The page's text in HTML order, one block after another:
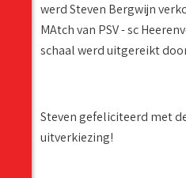
werd Steven Bergwijn
MAtch van PSV - sc
schaal werd uitgereikt
Steven gefeliciteerd met
uitverkiezing!